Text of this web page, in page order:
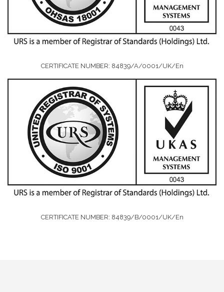
CERTIFICATE NUMBER: 84839/A/0001/UK/En
CERTIFICATE NUMBER: 84839/B/0001/UK/En